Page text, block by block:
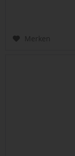
Merken